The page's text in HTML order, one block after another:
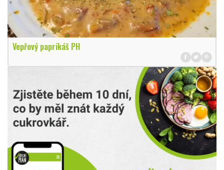
Vepřový paprikáš PH